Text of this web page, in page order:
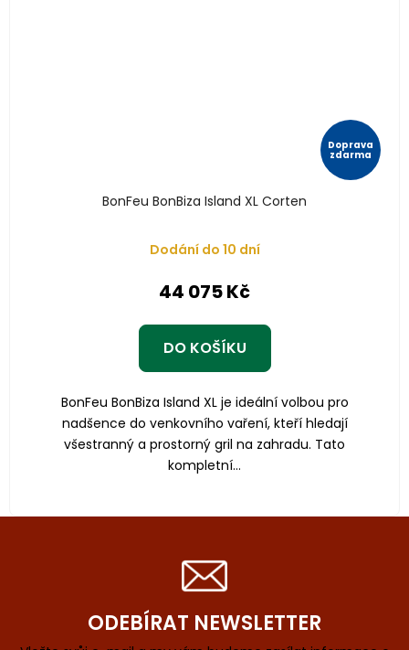
Doprava
zdarma
BonFeu BonBiza Island XL Corten
Dodání do 10 dní
44 075 Kč
DO KOŠÍKU
BonFeu BonBiza Island XL je ideální volbou pro
nadšence do venkovního vaření, kteří hledají
všestranný a prostorný gril na zahradu. Tato
kompletní...
ODEBÍRAT NEWSLETTER